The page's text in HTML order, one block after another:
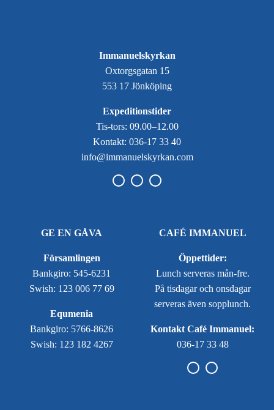
Immanuelskyrkan
Oxtorgsgatan 15
553 17 Jönköping
Expeditionstider
Tis-tors: 09.00–12.00
Kontakt: 036-17 33 40
info@immanuelskyrkan.com
GE EN GÅVA
Församlingen
Bankgiro: 545-6231
Swish: 123 006 77 69
Equmenia
Bankgiro: 5766-8626
Swish: 123 182 4267
CAFÉ IMMANUEL
Öppettider:
Lunch serveras mån-fre.
På tisdagar och onsdagar
serveras även sopplunch.
Kontakt Café Immanuel:
036-17 33 48